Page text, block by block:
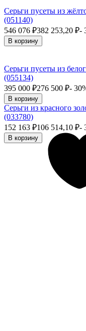
Серьги пусеты из
(055134)
395 000 ₽276 500 ₽-
В корзину
Серьги пусеты из
(051140)
546 076 ₽382 253,20 ₽-
В корзину
Серьги из красного
(033780)
152 163 ₽106 514,10 ₽-
В корзину